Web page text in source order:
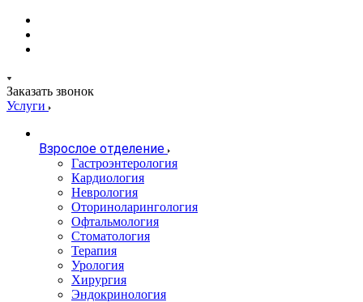
Заказать звонок
Услуги
Взрослое отделение
Гастроэнтерология
Кардиология
Неврология
Оториноларингология
Офтальмология
Стоматология
Терапия
Урология
Хирургия
Эндокринология